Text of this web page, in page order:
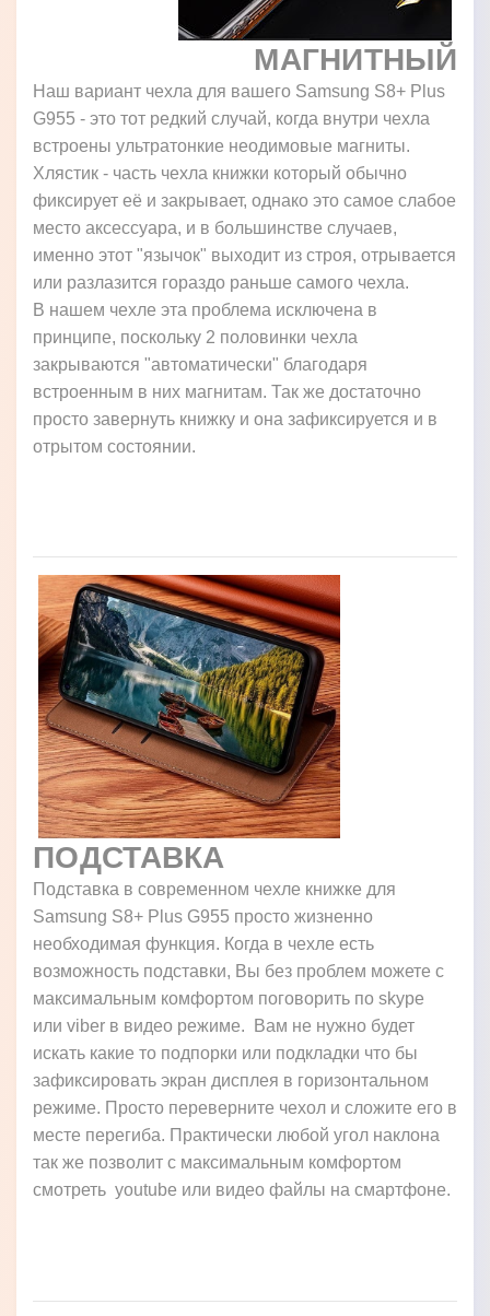
МАГНИТНЫЙ
Наш вариант чехла для вашего Samsung S8+ Plus
G955 - это тот редкий случай, когда внутри чехла
встроены ультратонкие неодимовые магниты.
Хлястик - часть чехла книжки который обычно
фиксирует её и закрывает, однако это самое слабое
место аксессуара, и в большинстве случаев,
именно этот "язычок" выходит из строя, отрывается
или разлазится гораздо раньше самого чехла.
В нашем чехле эта проблема исключена в
принципе, поскольку 2 половинки чехла
закрываются "автоматически" благодаря
встроенным в них магнитам. Так же достаточно
просто завернуть книжку и она зафиксируется и в
отрытом состоянии.
ПОДСТАВКА
Подставка в современном чехле книжке для
Samsung S8+ Plus G955 просто жизненно
необходимая функция. Когда в чехле есть
возможность подставки, Вы без проблем можете с
максимальным комфортом поговорить по skype
или viber в видео режиме. Вам не нужно будет
искать какие то подпорки или подкладки что бы
зафиксировать экран дисплея в горизонтальном
режиме. Просто переверните чехол и сложите его в
месте перегиба. Практически любой угол наклона
так же позволит с максимальным комфортом
смотреть youtube или видео файлы на смартфоне.